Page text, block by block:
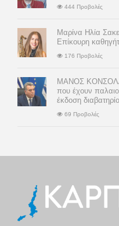
444 Προβολές
Μαρίνα Ηλία
Επίκουρη
176 Προβολές
ΜΑΝΟΣ
που έχουν
έκδοση
69 Προβολές